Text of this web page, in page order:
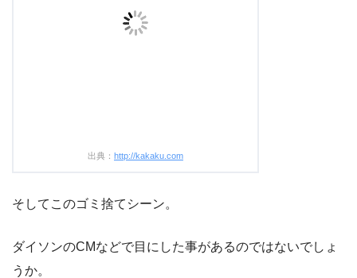
出典： http://kakaku.com
そしてこのゴミ捨てシーン。
ダイソンのCMなどで目にした事があるのではないでしょ
うか。